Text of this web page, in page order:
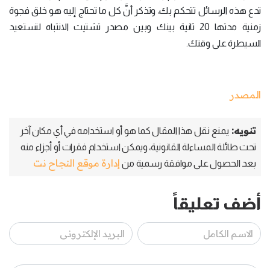
تدع هذه الرسائل تتحكم بك، وتذكر أنَّ كل ما تحتاج إليه هو خلق فجوة
زمنية مدتها 20 ثانية بينك وبين مصدر تشتيت الانتباه لتستعيد
السيطرة على وقتك.
المصدر
تنويه: يمنع نقل هذا المقال كما هو أو استخدامه في أي مكان آخر
تحت طائلة المساءلة القانونية، ويمكن استخدام فقرات أو أجزاء منه
بعد الحصول على موافقة رسمية من إدارة موقع النجاح نت
أضف تعليقاً